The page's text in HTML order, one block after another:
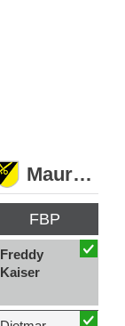
Mauren
FBP
Freddy
Kaiser